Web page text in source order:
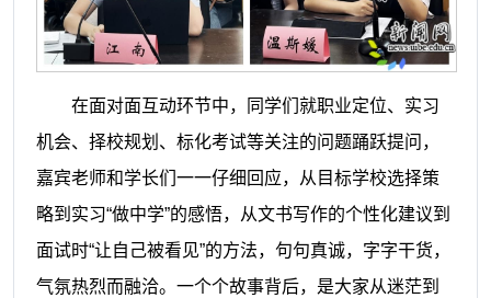
在面对面互动环节中，同学们就职业定位、实习
机会、择校规划、标化考试等关注的问题踊跃提问，
嘉宾老师和学长们一一仔细回应，从目标学校选择策
略到实习“做中学”的感悟，从文书写作的个性化建议到
面试时“让自己被看见”的方法，句句真诚，字字干货，
气氛热烈而融洽。一个个故事背后，是大家从迷茫到